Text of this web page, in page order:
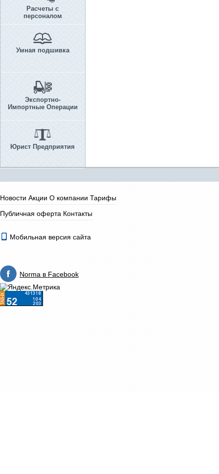
Расчеты с
персоналом
Умная подшивка
Экспортно-
Импортные Операции
Юрист Предприятия
Новости Акции О компании Тарифы
Публичная оферта Контакты
Мобильная версия сайта
Norma в Facebook